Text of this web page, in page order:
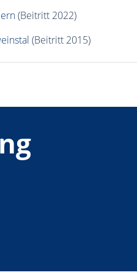
(Beitritt 2022)
(Beitritt 2015)